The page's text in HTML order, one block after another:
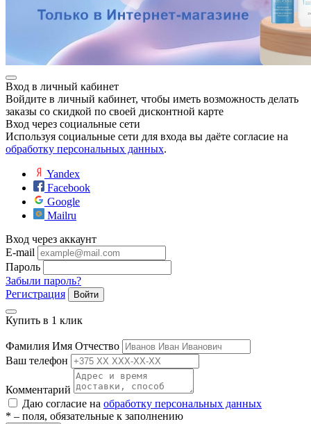
Вход в личный кабинет
Войдите в личный кабинет, чтобы иметь возможность делать
заказы со скидкой по своей дисконтной карте
Вход через социальные сети
Используя социальные сети для входа вы даёте согласие на
обработку персональных данных.
Yandex
Facebook
Google
Mailru
Вход через аккаунт
E-mail
Пароль
Забыли пароль?
Регистрация
Войти
Купить в 1 клик
Фамилия Имя Отчество
Ваш телефон
Комментарий
Даю согласие на обработку персональных данных
* – поля, обязательные к заполнению